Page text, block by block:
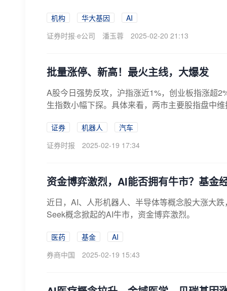
机构 华大基因
AI
证券时报·e公司
潘玉蓉 2025-02-20 21:13
批量涨停、新高！最火主线，大爆发
A股今日强势反攻，沪指涨近1%，创业板指涨超
生指数小幅下探。具体来看，两市主要股指盘中
证券 机器人
汽车
证券时报
2025-02-19 17:34
资金博弈激烈，AI能否拥有牛市？基金
近日，AI、人形机器人、半导体等概念股大涨大
Seek概念掀起的AI牛市，资金博弈激烈。
医药 基金
AI
券商中国
2025-02-19 15:43